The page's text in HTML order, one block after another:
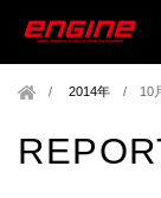
2014年 / 10